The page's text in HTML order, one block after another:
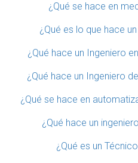
¿Qué se hace en
¿Qué es lo que hace
¿Qué hace un Ingeniero
¿Qué hace un Ingeniero
¿Qué se hace en
¿Qué hace un
¿Qué es un